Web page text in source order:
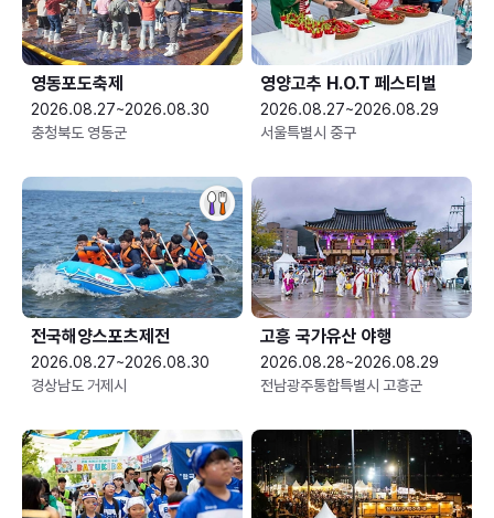
영동포도축제
2026.08.27~2026.08.30
충청북도 영동군
영양고추 H.O.T 페스티벌
2026.08.27~2026.08.29
서울특별시 중구
전국해양스포츠제전
2026.08.27~2026.08.30
경상남도 거제시
고흥 국가유산 야행
2026.08.28~2026.08.29
전남광주통합특별시 고흥군